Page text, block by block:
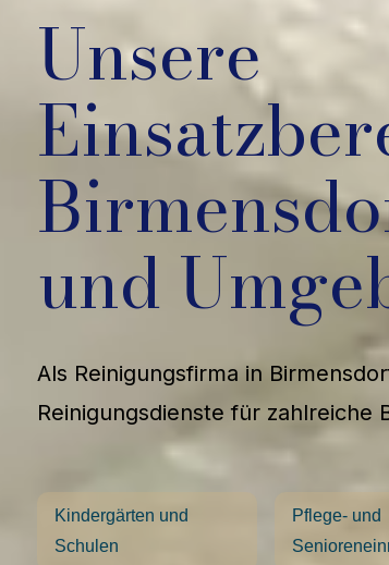
Unsere
und
Als Reinigungsfirma in
Reinigungsdienste für zahlreiche
Kindergärten und
Schulen
Pflege- und